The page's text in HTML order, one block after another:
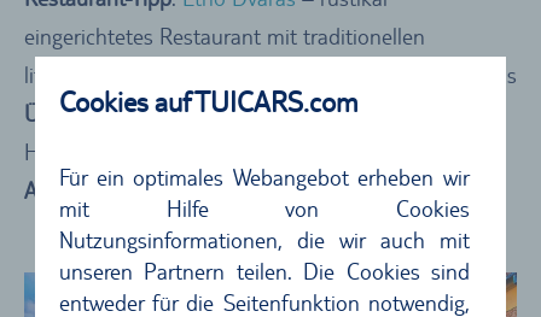
Cookies auf TUICARS.com
Für ein optimales Webangebot erheben wir
mit Hilfe von Cookies
Nutzungsinformationen, die wir auch mit
unseren Partnern teilen. Die Cookies sind
entweder für die Seitenfunktion notwendig,
eingerichtetes Restaurant mit traditionellen
litauischen Speisen, mitten in der Altstadt von Vilnius
Übernachtungstipp:Hotel Artis Centrum
Hotel im Herz der Altstadt
Aufenthaltsempfehlung: 2 Tage